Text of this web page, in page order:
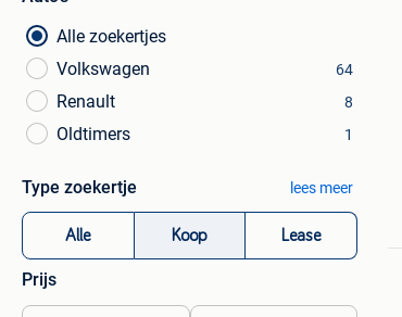
Alle zoekertjes
Volkswagen
64
Renault 8
Oldtimers 1
Type zoekertje lees meer
Alle Koop Lease
Prijs